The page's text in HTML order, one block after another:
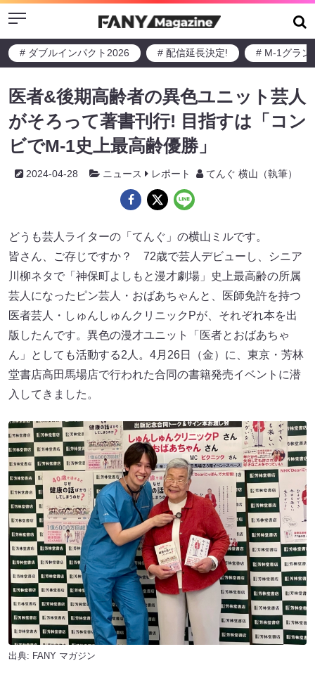
Menu
# ダブルインパクト2026 # 配信延長決定! # M-1グラン
医者&後期高齢者の異色ユニット芸人
がそろって著書刊行! 目指すは「コン
ビでM-1史上最高齢優勝」
2024-04-28 ニュース レポート てんぐ 横山（執筆）
どうも芸人ライターの「てんぐ」の横山ミルです。
皆さん、ご存じですか？ 72歳で芸人デビューし、シニア
川柳ネタで「神保町よしもと漫才劇場」史上最高齢の所属
芸人になったピン芸人・おばあちゃんと、医師免許を持つ
医者芸人・しゅんしゅんクリニックPが、それぞれ本を出
版したんです。異色の漫才ユニット「医者とおばあちゃ
ん」としても活動する2人。4月26日（金）に、東京・芳林
堂書店高田馬場店で行われた合同の書籍発売イベントに潜
入してきました。
出典: FANY マガジン